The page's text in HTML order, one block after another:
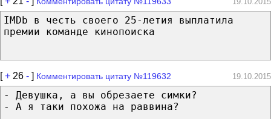
IMDb в честь своего 25-летия выплатила
премии команде кинопоиска
[+ 26 - ] Комментировать цитату №119632 19.10.2015
- Девушка, а вы обрезаете симки?
- А я таки похожа на раввина?